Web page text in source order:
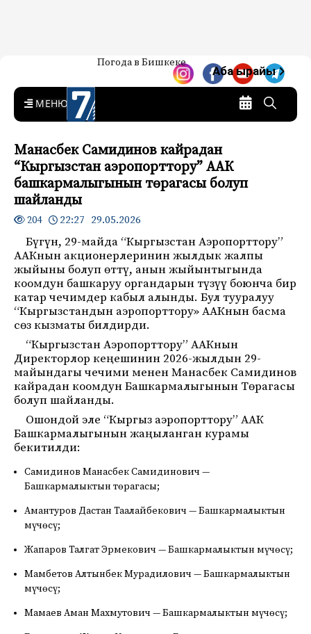
7-канал. Жаңылыктар —
Кыргызстан
Жаңылыктар — Кыргызстан
Погода в Бишкеке
Аба ырайы
MENU
Манасбек Самидинов кайрадан
“Кыргызстан аэропорттору” ААК
башкармалыгынын төрагасы болуп
шайланды
204 22:27 29.05.2026
Бүгүн, 29-майда “Кыргызстан Аэропорттору”
ААКнын акционерлеринин жылдык жалпы
жыйыны болуп өттү, анын жыйынтыгында
коомдун башкаруу органдарын түзүү боюнча бир
катар чечимдер кабыл алынды. Бул тууралуу
“Кыргызстандын аэропорттору» ААКнын басма
сөз кызматы билдирди.
“Кыргызстан Аэропорттору” ААКнын
Директорлор кеңешинин 2026-жылдын 29-
майындагы чечими менен Манасбек Самидинов
кайрадан коомдун Башкармалыгынын Төрагасы
болуп шайланды.
Ошондой эле “Кыргыз аэропорттору” ААК
Башкармалыгынын жаңыланган курамы
бекитилди:
Самидинов Манасбек Самидинович —
Башкармалыктын төрагасы;
Амантуров Дастан Таалайбекович — Башкармалыктын
мүчөсү;
Жапаров Талгат Эрмекович — Башкармалыктын мүчөсү;
Мамбетов Алтынбек Мурадилович — Башкармалыктын
мүчөсү;
Мамаев Аман Махмутович — Башкармалыктын мүчөсү;